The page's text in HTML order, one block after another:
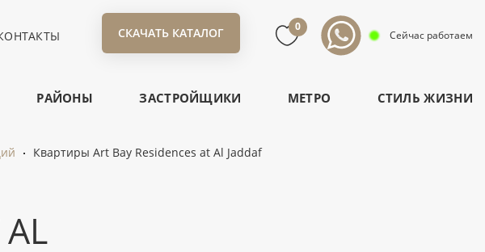
СКАЧАТЬ КАТАЛОГ 0
Сейчас работаем
РАЙОНЫ ЗАСТРОЙЩИКИ МЕТРО СТИЛЬ ЖИЗНИ
Квартиры Art Bay Residences at Al Jaddaf